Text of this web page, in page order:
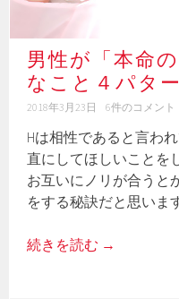
男性が「本命
なこと４パタ
2018年3月23日 6件のコメント
Hは相性であると言わ
直にしてほしいことを
お互いにノリが合うと
をする秘訣だと思いま
続きを読む →